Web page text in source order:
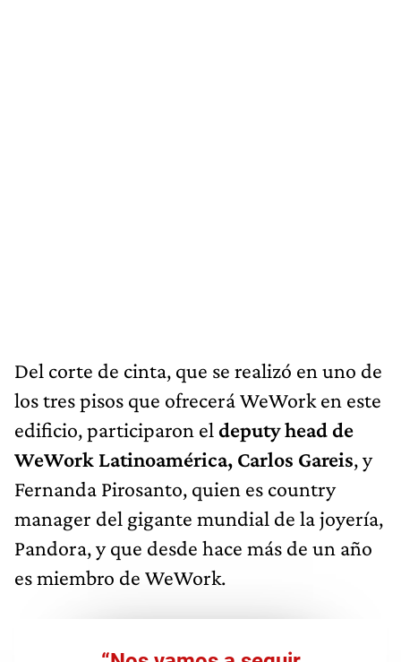
Del corte de cinta, que se realizó en uno de
los tres pisos que ofrecerá WeWork en este
edificio, participaron el deputy head de
WeWork Latinoamérica, Carlos Gareis, y
Fernanda Pirosanto, quien es country
manager del gigante mundial de la joyería,
Pandora, y que desde hace más de un año
es miembro de WeWork.